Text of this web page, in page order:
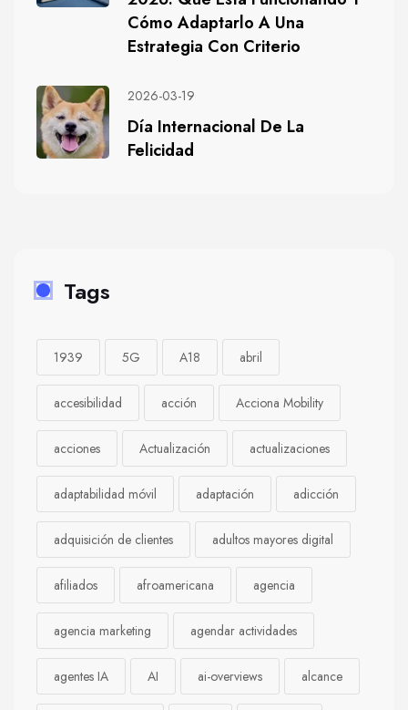
Cómo Adaptarlo A Una
Estrategia Con Criterio
2026-03-19
Día Internacional De La
Felicidad
Tags
1939 5G A18 abril
accesibilidad acción Acciona Mobility
acciones Actualización actualizaciones
adaptabilidad móvil adaptación adicción
adquisición de clientes adultos mayores digital
afiliados afroamericana agencia
agencia marketing agendar actividades
agentes IA AI ai-overviews alcance